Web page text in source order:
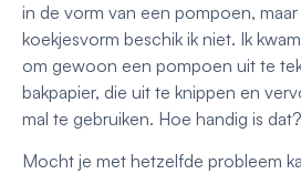
in de vorm van een pompoen,
koekjesvorm beschik ik niet. Ik
om gewoon een pompoen uit te
bakpapier, die uit te knippen en
mal te gebruiken. Hoe handig is dat?
Mocht je met hetzelfde probleem